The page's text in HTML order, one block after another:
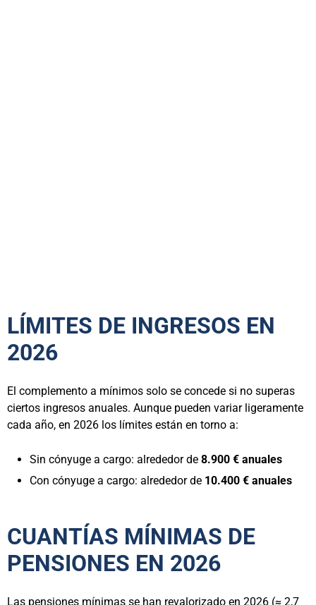
LÍMITES DE INGRESOS EN
2026
El complemento a mínimos solo se concede si no superas
ciertos ingresos anuales. Aunque pueden variar ligeramente
cada año, en 2026 los límites están en torno a:
Sin cónyuge a cargo: alrededor de 8.900 € anuales
Con cónyuge a cargo: alrededor de 10.400 € anuales
CUANTÍAS MÍNIMAS DE
PENSIONES EN 2026
Las pensiones mínimas se han revalorizado en 2026 (≈ 2,7